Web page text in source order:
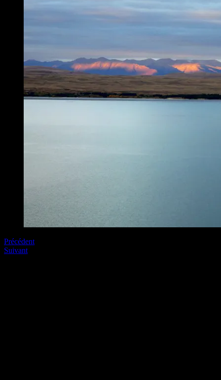
Précédent
Suivant